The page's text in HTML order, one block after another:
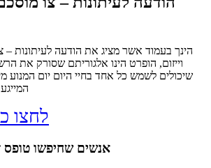
הינך בעמוד אשר מציג את הודעה לעיתונות –
וייזום, הופרט הינו אלגוריתם שסורק את
שיכולים לשמש כל אחד בחיי היום יום המנוע
לחצו
אנשים שחיפשו טופס